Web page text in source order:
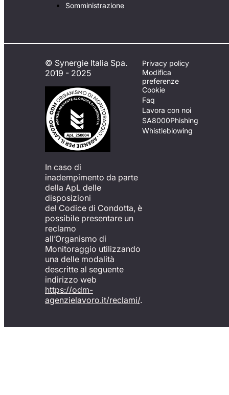
Somministrazione
© Synergie Italia Spa.
2019 - 2025
In caso di
inadempimento da parte
della ApL delle
disposizioni
del Codice di Condotta, è
possibile presentare un
reclamo
all’Organismo di
Monitoraggio utilizzando
una delle modalità
descritte al seguente
indirizzo web
https://odm-
agenzielavoro.it/reclami/.
Privacy policy
Modifica
preferenze
Cookie
Faq
Lavora con noi
SA8000Phishing
Whistleblowing